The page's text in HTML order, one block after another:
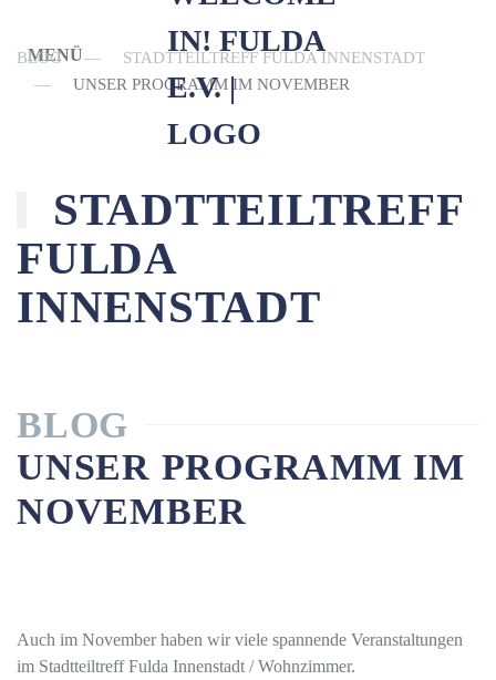
Skip to main content
MENÜ
BLOG
STADTTEILTREFF FULDA INNENSTADT
UNSER PROGRAMM IM NOVEMBER
STADTTEILTREFF
FULDA
INNENSTADT
BLOG
UNSER PROGRAMM IM
NOVEMBER
Auch im November haben wir viele spannende Veranstaltungen
im Stadtteiltreff Fulda Innenstadt / Wohnzimmer.